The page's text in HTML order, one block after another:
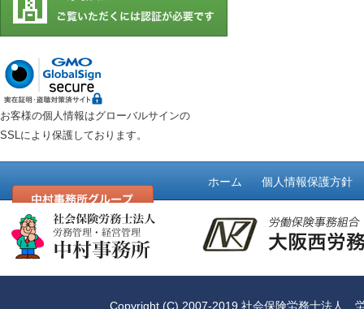
お客様の個人情報はグローバルサインの
SSLにより保護しております。
ホーム 個人情報保護方針
Copyright (C) 2007-2019社会保険労務士法人